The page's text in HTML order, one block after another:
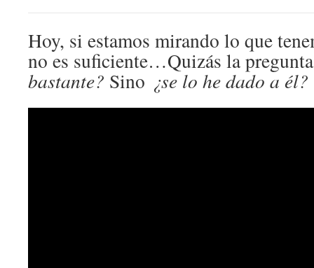
Hoy, si estamos mirando lo que
no es suficiente…Quizás la
bastante? Sino ¿se lo he dado a él?